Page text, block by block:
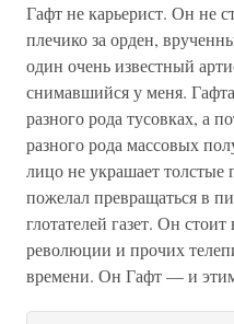
Гафт не карьерист. Он не
плечико за орден,
один очень известный
снимавшийся у меня.
разного рода тусовках, а
разного рода массовых
лицо не украшает
пожелал превращаться в
глотателей газет. Он
революции и прочих
времени. Он Гафт — и